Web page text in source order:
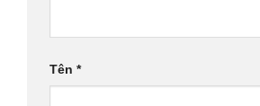
Tên *